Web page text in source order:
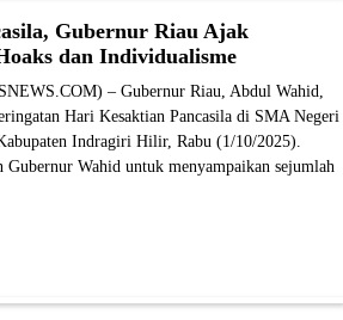
Gubernur Riau Ajak
dan Individualisme
– Gubernur Riau, Abdul Wahid,
Hari Kesaktian Pancasila di SMA Negeri
Indragiri Hilir, Rabu (1/10/2025).
Wahid untuk menyampaikan sejumlah